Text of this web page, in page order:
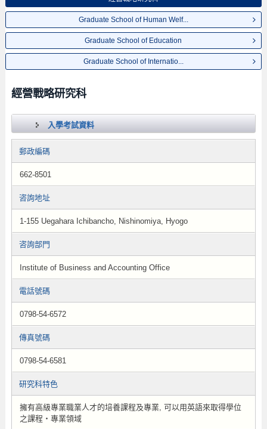
Graduate School of Human Welf...
Graduate School of Education
Graduate School of Internatio...
經營戰略研究科
入學考試資料
郵政編碼
662-8501
咨詢地址
1-155 Uegahara Ichibancho, Nishinomiya, Hyogo
咨詢部門
Institute of Business and Accounting Office
電話號碼
0798-54-6572
傳真號碼
0798-54-6581
研究科特色
擁有高級專業職業人才的培養課程及專業, 可以用英語來取得學位
之課程・專業領域